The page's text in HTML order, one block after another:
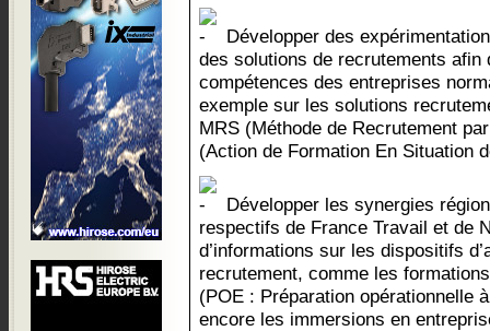
Développer des
des solutions de recrutements afin
compétences des entreprises
exemple sur les solutions
MRS (Méthode de Recrutement
(Action de Formation En Situation
Développer les synergies
respectifs de France Travail et de
d’informations sur les dispositifs
recrutement, comme les
(POE : Préparation opérationnelle
encore les immersions en